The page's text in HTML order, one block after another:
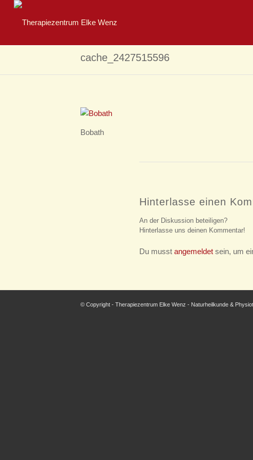
cache_2427515596
Bobath
Hinterlasse einen
An der Diskussion beteiligen?
Hinterlasse uns deinen Kommentar!
Du musst angemeldet sein, um
© Copyright - Therapiezentrum Elke Wenz - Naturheilkunde &